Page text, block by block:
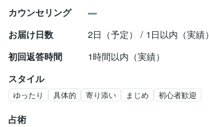
カウンセリング
お届け日数
2日（予定） / 1日以内（実績）
初回返答時間
1時間以内（実績）
スタイル
ゆったり 具体的 寄り添い まじめ 初心者歓迎
占術